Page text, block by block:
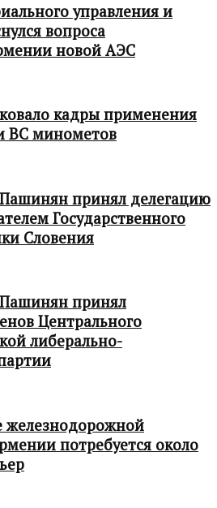
управления и
вопроса
новой АЭС
кадры применения
ВС минометов
принял делегацию
Государственного
Словения
принял
Центрального
либерально-
железнодорожной
потребуется около